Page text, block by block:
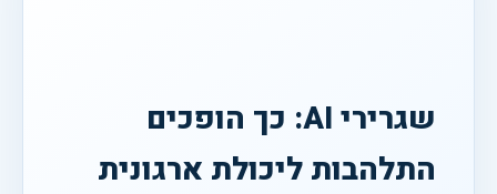
שגרירי AI: כך הופכים
התלהבות ליכולת ארגונית